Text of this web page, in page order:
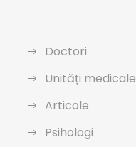
Doctori
Unități medicale
Articole
Psihologi